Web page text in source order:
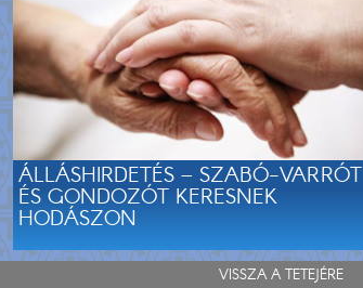
ÁLLÁSHIRDETÉS – SZABÓ-VARRÓT
ÉS GONDOZÓT KERESNEK
HODÁSZON
VISSZA A TETEJÉRE